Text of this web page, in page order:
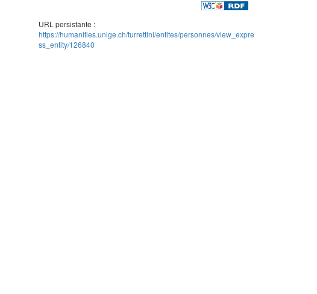
URL persistante :
https://humanities.unige.ch/turrettini/entites/personnes/view_expre
ss_entity/126840